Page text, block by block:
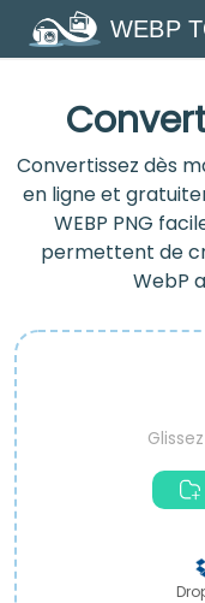
WEBP
Convertissez dès
en ligne et
WEBP PNG
permettent de
WebP